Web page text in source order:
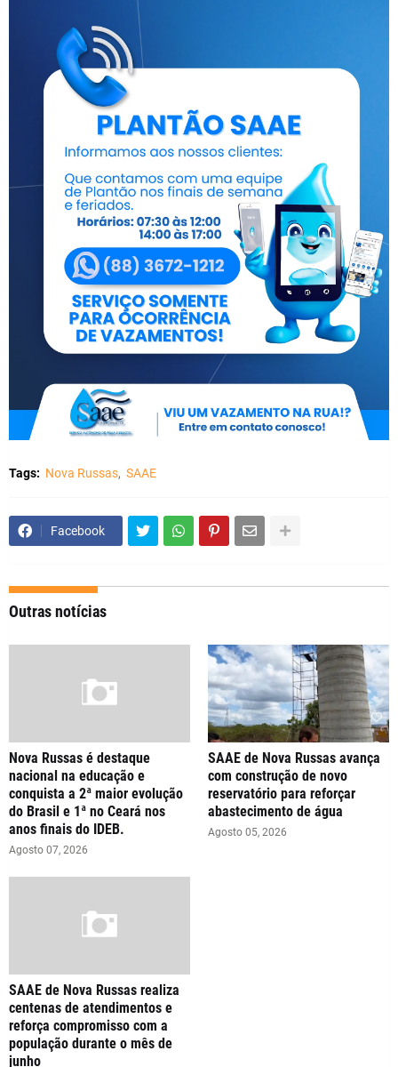
Tags: Nova Russas SAAE
Facebook
Outras notícias
Nova Russas é destaque
nacional na educação e
conquista a 2ª maior evolução
do Brasil e 1ª no Ceará nos
anos finais do IDEB.
Agosto 07, 2026
SAAE de Nova Russas avança
com construção de novo
reservatório para reforçar
abastecimento de água
Agosto 05, 2026
SAAE de Nova Russas realiza
centenas de atendimentos e
reforça compromisso com a
população durante o mês de
junho